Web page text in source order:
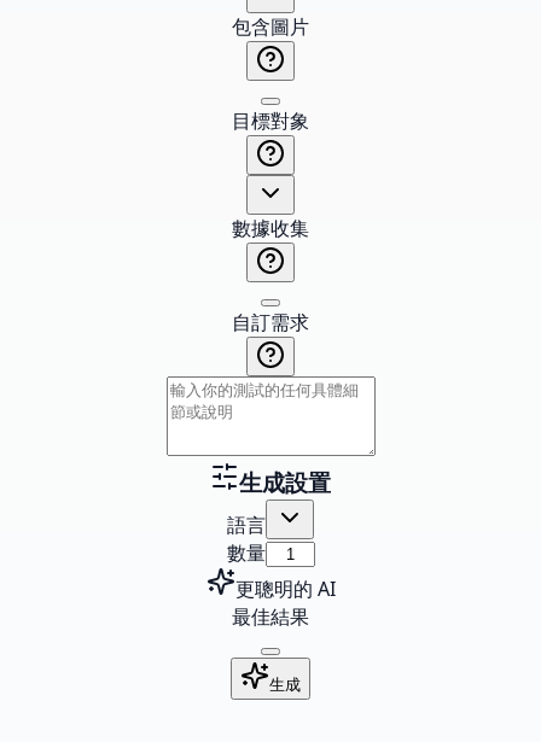
包含圖片
目標對象
數據收集
自訂需求
生成設置
語言
數量
更聰明的 AI
最佳結果
生成